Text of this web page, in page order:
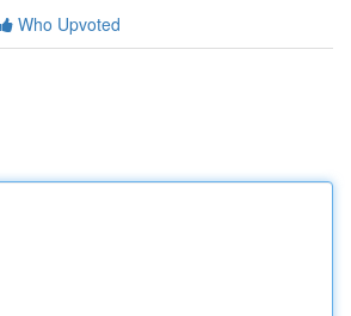
Who Upvoted